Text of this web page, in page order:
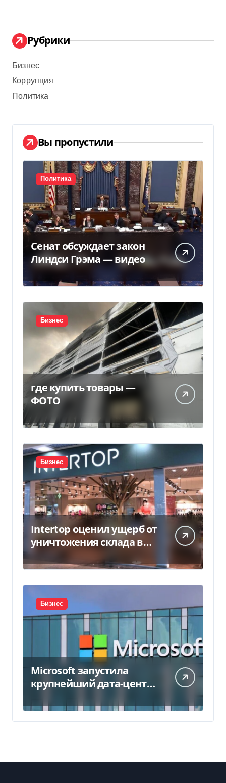
Рубрики
Бизнес
Коррупция
Политика
Вы пропустили
Политика
Сенат обсуждает закон
Линдси Грэма — видео
Бизнес
где купить товары —
ФОТО
Бизнес
Intertop оценил ущерб от
уничтожения склада в
Бизнес
Microsoft запустила
крупнейший дата-центр
миллиарда